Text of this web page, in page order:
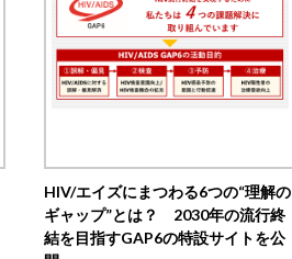
HIV/エイズにまつわる6つの“理解の
ギャップ”とは？ 2030年の流行終
結を目指すGAP6の特設サイトを公